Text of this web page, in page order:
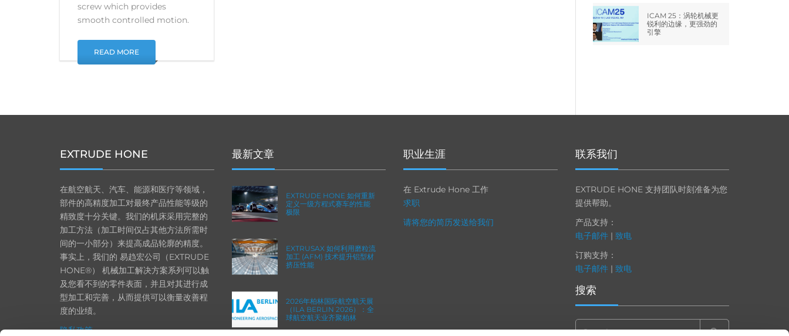
screw which provides
smooth controlled motion.
READ MORE
ICAM 25：涡轮机械更
锐利的边缘，更强劲的
引擎
EXTRUDE HONE
在航空航天、汽车、能源和医疗等领域，
部件的高精度加工对最终产品性能等级的
精致度十分关键。我们的机床采用完整的
加工方法（加工时间仅占其他方法所需时
间的一小部分）来提高成品轮廓的精度。
事实上，我们的 易趋宏公司（EXTRUDE
HONE®） 机械加工解决方案系列可以触
及您看不到的零件表面，并且对其进行成
型加工和完善，从而提供可以衡量改善程
度的业绩。
隐私政策
最新文章
EXTRUDE HONE 如何重新
定义一级方程式赛车的性能
极限
EXTRUSAX 如何利用磨粒流
加工 (AFM) 技术提升铝型材
挤压性能
2026年柏林国际航空航天展
（ILA BERLIN 2026）：全
球航空航天业齐聚柏林
职业生涯
在 Extrude Hone 工作
求职
请将您的简历发送给我们
联系我们
EXTRUDE HONE 支持团队时刻准备为您
提供帮助。
产品支持：
电子邮件| 致电
订购支持：
电子邮件| 致电
搜索
Search